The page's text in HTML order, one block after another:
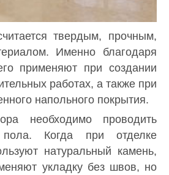
твердым, прочным,
Именно благодаря
применяют при создании
работах, а также при
напольного покрытия.
необходимо проводить
Когда при отделке
натуральный камень,
укладку без швов, но